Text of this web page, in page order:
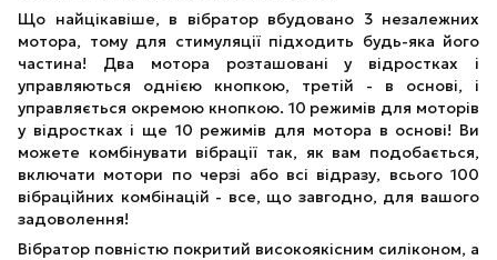
Що найцікавіше, в вібратор вбудовано 3 незалежних
мотора, тому для стимуляції підходить будь-яка його
частина! Два мотора розташовані у відростках і
управляються однією кнопкою, третій - в основі, і
управляється окремою кнопкою. 10 режимів для моторів
у відростках і ще 10 режимів для мотора в основі! Ви
можете комбінувати вібрації так, як вам подобається,
включати мотори по черзі або всі відразу, всього 100
вібраційних комбінацій - все, що завгодно, для вашого
задоволення!
Вібратор повністю покритий високоякісним силіконом, а